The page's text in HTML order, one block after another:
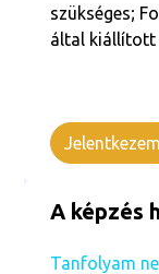
szükséges;
által kiállított
A képzés
Tanfolyam